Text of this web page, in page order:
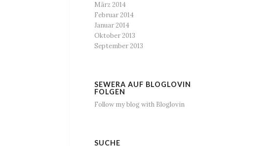
März 2014
Februar 2014
Januar 2014
Oktober 2013
September 2013
SEWERA AUF BLOGLOVIN
FOLGEN
Follow my blog with Bloglovin
SUCHE